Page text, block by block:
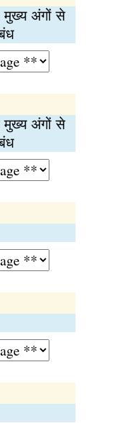
मुख्य अंगों से
मुख्य अंगों से